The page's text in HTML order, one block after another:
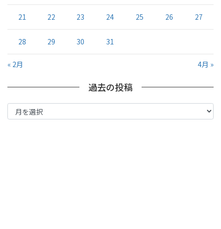
21 22 23 24 25 26 27
28 29 30 31
« 2月 4月 »
過去の投稿
過
去